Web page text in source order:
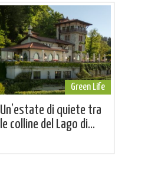
Green Life
Un’estate di quiete tra
le colline del Lago di...